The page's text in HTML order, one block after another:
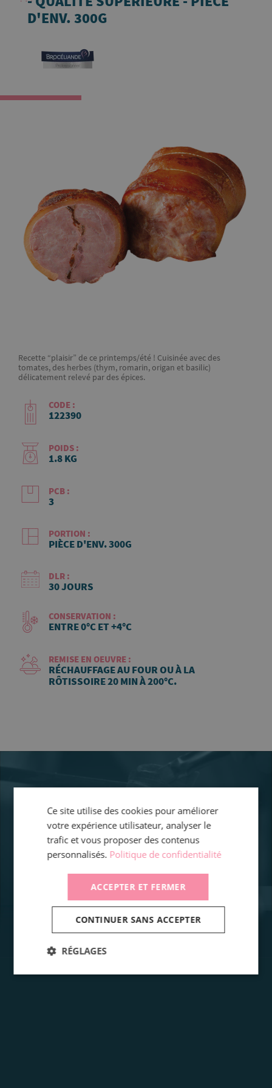
D'ENV. 300G
Recette “plaisir” de ce printemps/été ! Cuisinée avec des
tomates, des herbes (thym, romarin, origan et basilic)
délicatement relevé par des épices.
CODE :
122390
POIDS :
1.8 KG
PCB :
3
PORTION :
PIÈCE D'ENV. 300G
DLR :
30 JOURS
CONSERVATION :
ENTRE 0°C ET +4°C
REMISE EN OEUVRE :
RÉCHAUFFAGE AU FOUR OU À LA
RÔTISSOIRE 20 MIN À 200°C.
Ce site utilise des cookies pour améliorer
votre expérience utilisateur, analyser le
trafic et vous proposer des contenus
personnalisés. Politique de confidentialité
ACCEPTER ET FERMER
CONTINUER SANS ACCEPTER
RÉGLAGES